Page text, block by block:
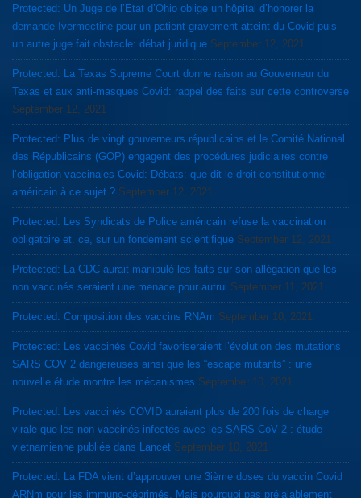
Protected: Un Juge de l’Etat d’Ohio oblige un hôpital d’honorer la
demande Ivermectine pour un patient gravement atteint du Covid puis
un autre juge fait obstacle: débat juridique September 12, 2021
Protected: La Texas Supreme Court donne raison au Gouverneur du
Texas et aux anti-masques Covid: rappel des faits sur cette controverse
September 12, 2021
Protected: Plus de vingt gouverneurs républicains et le Comité National
des Républicains (GOP) engagent des procédures judiciaires contre
l’obligation vaccinales Covid: Débats: que dit le droit constitutionnel
américain à ce sujet ? September 12, 2021
Protected: Les Syndicats de Police américain refuse la vaccination
obligatoire et. ce, sur un fondement scientifique September 12, 2021
Protected: La CDC aurait manipulé les faits sur son allégation que les
non vaccinés seraient une menace pour autrui September 11, 2021
Protected: Composition des vaccins RNAm September 10, 2021
Protected: Les vaccinés Covid favoriseraient l’évolution des mutations
SARS COV 2 dangereuses ainsi que les “escape mutants” : une
nouvelle étude montre les mécanismes September 10, 2021
Protected: Les vaccinés COVID auraient plus de 200 fois de charge
virale que les non vaccinés infectés avec les SARS CoV 2 : étude
vietnamienne publiée dans Lancet September 10, 2021
Protected: La FDA vient d’approuver une 3ième doses du vaccin Covid
ARNm pour les immuno-déprimés. Mais pourquoi pas prélalablement